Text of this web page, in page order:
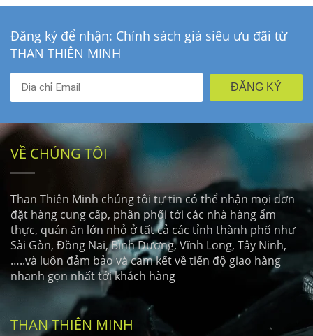
Đăng ký để nhận: Chính sách giá siêu ưu đãi từ
THAN THIÊN MINH
ĐĂNG KÝ
VỀ CHÚNG TÔI
Than Thiên Minh chúng tôi tự tin có thể nhận mọi đơn
đặt hàng cung cấp, phân phối tới các nhà hàng ẩm
thực, quán ăn lớn nhỏ ở tất cả các tỉnh thành phố như
Sài Gòn, Đồng Nai, Bình Dương, Vĩnh Long, Tây Ninh,
…..và luôn đảm bảo và cam kết về tiến độ giao hàng
nhanh gọn nhất tới khách hàng
THAN THIÊN MINH